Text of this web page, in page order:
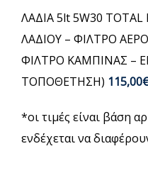
ΛΑΔΙΑ 5lt 5W30 TOTAL
ΛΑΔΙΟΥ – ΦΙΛΤΡΟ
ΦΙΛΤΡΟ ΚΑΜΠΙΝΑΣ –
ΤΟΠΟΘΕΤΗΣΗ)
*οι τιμές είναι βάση
ενδέχεται να